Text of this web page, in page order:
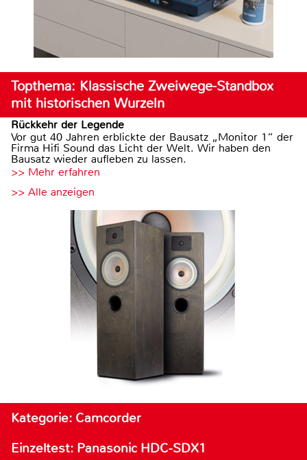
Topthema: Klassische Zweiwege-Standbox
mit historischen Wurzeln
Rückkehr der Legende
Vor gut 40 Jahren erblickte der Bausatz „Monitor 1“ der
Firma Hifi Sound das Licht der Welt. Wir haben den
Bausatz wieder aufleben zu lassen.
>> Mehr erfahren
>> Alle anzeigen
Kategorie: Camcorder
Einzeltest: Panasonic HDC-SDX1